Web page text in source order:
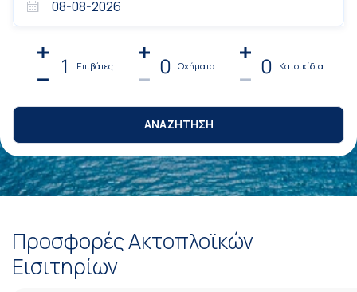
1 Επιβάτες 0 Οχήματα 0 Κατοικίδια
ΑΝΑΖΗΤΗΣΗ
Προσφορές Ακτοπλοϊκών
Εισιτηρίων